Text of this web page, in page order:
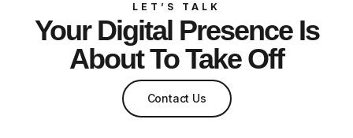
LET’S TALK
Your Digital Presence Is
About To Take Off
Contact Us